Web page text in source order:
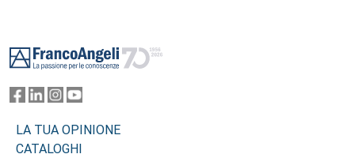
LA TUA OPINIONE
CATALOGHI